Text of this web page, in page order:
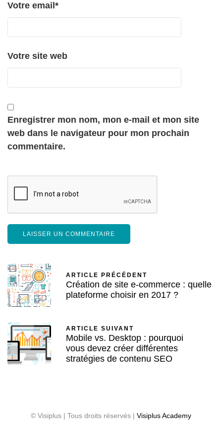
Votre email *
Votre site web
Enregistrer mon nom, mon e-mail et mon site
web dans le navigateur pour mon prochain
commentaire.
ARTICLE PRÉCÉDENT
Création de site e-commerce : quelle
plateforme choisir en 2017 ?
ARTICLE SUIVANT
Mobile vs. Desktop : pourquoi
vous devez créer différentes
stratégies de contenu SEO
© Visiplus | Tous droits réservés | Visiplus Academy